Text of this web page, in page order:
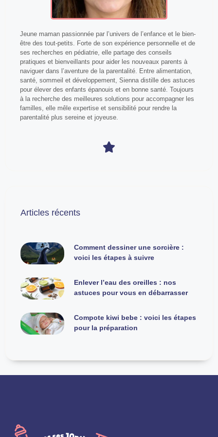
Jeune maman passionnée par l’univers de l’enfance et le bien-
être des tout-petits. Forte de son expérience personnelle et de
ses recherches en pédiatrie, elle partage des conseils
pratiques et bienveillants pour aider les nouveaux parents à
naviguer dans l’aventure de la parentalité. Entre alimentation,
santé, sommeil et développement, Sienna distille des astuces
pour élever des enfants épanouis et en bonne santé. Toujours
à la recherche des meilleures solutions pour accompagner les
familles, elle mêle expertise et sensibilité pour rendre la
parentalité plus sereine et joyeuse.
Articles récents
Comment dessiner une sorcière :
voici les étapes à suivre
Enlever l’eau des oreilles : nos
astuces pour vous en débarrasser
Compote kiwi bebe : voici les étapes
pour la préparation